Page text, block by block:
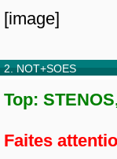
[image]
2. NOT+SOES
Top:
Faites